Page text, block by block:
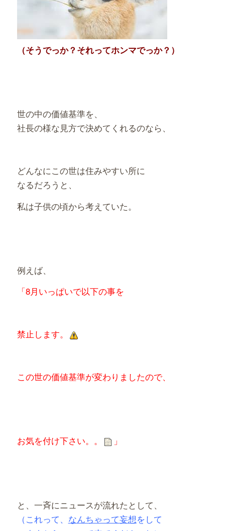
（そうでっか？それってホンマでっか？）
世の中の価値基準を、
社長の様な見方で決めてくれるのなら、
どんなにこの世は住みやすい所に
なるだろうと、
私は子供の頃から考えていた。
例えば、
「8月いっぱいで以下の事を
禁止します。
この世の価値基準が変わりましたので、
お気を付け下さい。。 」
と、一斉にニュースが流れたとして、
（これって、 なんちゃって妄想をして